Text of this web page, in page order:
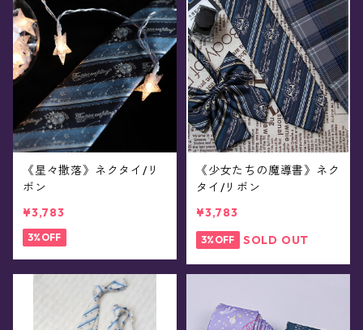
《星々撒落》ネクタイ/リ
ボン
¥3,783
3%OFF
《少女たちの魔導書》ネク
タイ/リボン
¥3,783
3%OFF SOLD OUT